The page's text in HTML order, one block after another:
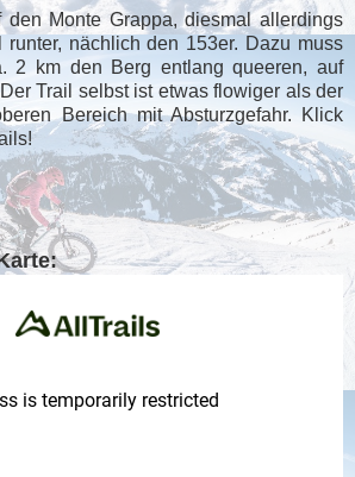
Monte Grappa, diesmal allerdings
nächlich den 153er. Dazu muss
2 km den Berg entlang queeren, auf
Trail selbst ist etwas flowiger als der
Bereich mit Absturzgefahr. Klick